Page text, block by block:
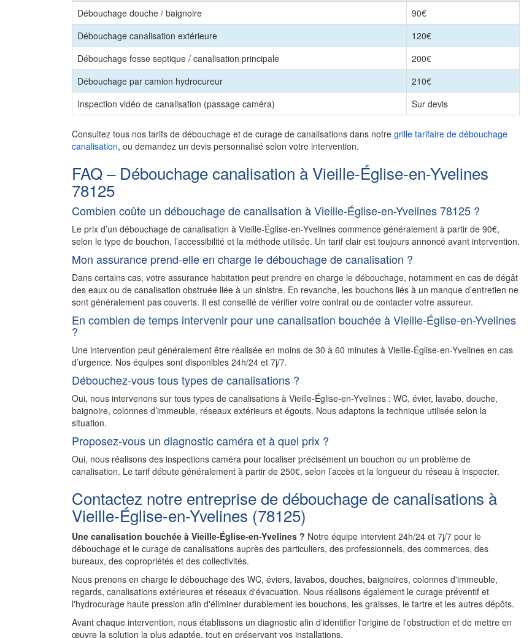
Débouchage douche / baignoire
90€
Débouchage canalisation extérieure
120€
Débouchage fosse septique / canalisation principale
200€
Débouchage par camion hydrocureur
210€
Inspection vidéo de canalisation (passage caméra)
Sur devis
Consultez tous nos tarifs de débouchage et de curage de canalisations dans notre grille tarifaire de débouchage
canalisation, ou demandez un devis personnalisé selon votre intervention.
FAQ – Débouchage canalisation à Vieille-Église-en-Yvelines
78125
Combien coûte un débouchage de canalisation à Vieille-Église-en-Yvelines 78125 ?
Le prix d’un débouchage de canalisation à Vieille-Église-en-Yvelines commence généralement à partir de 90€,
selon le type de bouchon, l’accessibilité et la méthode utilisée. Un tarif clair est toujours annoncé avant intervention.
Mon assurance prend-elle en charge le débouchage de canalisation ?
Dans certains cas, votre assurance habitation peut prendre en charge le débouchage, notamment en cas de dégât
des eaux ou de canalisation obstruée liée à un sinistre. En revanche, les bouchons liés à un manque d’entretien ne
sont généralement pas couverts. Il est conseillé de vérifier votre contrat ou de contacter votre assureur.
En combien de temps intervenir pour une canalisation bouchée à Vieille-Église-en-Yvelines
?
Une intervention peut généralement être réalisée en moins de 30 à 60 minutes à Vieille-Église-en-Yvelines en cas
d’urgence. Nos équipes sont disponibles 24h/24 et 7j/7.
Débouchez-vous tous types de canalisations ?
Oui, nous intervenons sur tous types de canalisations à Vieille-Église-en-Yvelines : WC, évier, lavabo, douche,
baignoire, colonnes d’immeuble, réseaux extérieurs et égouts. Nous adaptons la technique utilisée selon la
situation.
Proposez-vous un diagnostic caméra et à quel prix ?
Oui, nous réalisons des inspections caméra pour localiser précisément un bouchon ou un problème de
canalisation. Le tarif débute généralement à partir de 250€, selon l’accès et la longueur du réseau à inspecter.
Contactez notre entreprise de débouchage de canalisations à
Vieille-Église-en-Yvelines (78125)
Une canalisation bouchée à Vieille-Église-en-Yvelines ? Notre équipe intervient 24h/24 et 7j/7 pour le
débouchage et le curage de canalisations auprès des particuliers, des professionnels, des commerces, des
bureaux, des copropriétés et des collectivités.
Nous prenons en charge le débouchage des WC, éviers, lavabos, douches, baignoires, colonnes d'immeuble,
regards, canalisations extérieures et réseaux d'évacuation. Nous réalisons également le curage préventif et
l'hydrocurage haute pression afin d'éliminer durablement les bouchons, les graisses, le tartre et les autres dépôts.
Avant chaque intervention, nous établissons un diagnostic afin d'identifier l'origine de l'obstruction et de mettre en
œuvre la solution la plus adaptée, tout en préservant vos installations.